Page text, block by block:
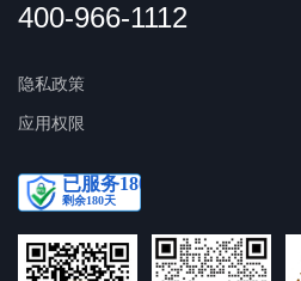
400-966-1112
隐私政策
应用权限